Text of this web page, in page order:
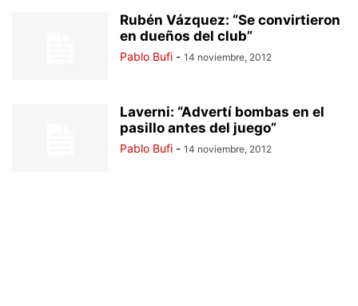
Rubén Vázquez: “Se convirtieron
en dueños del club”
Pablo Bufi - 14 noviembre, 2012
Laverni: “Advertí bombas en el
pasillo antes del juego”
Pablo Bufi - 14 noviembre, 2012